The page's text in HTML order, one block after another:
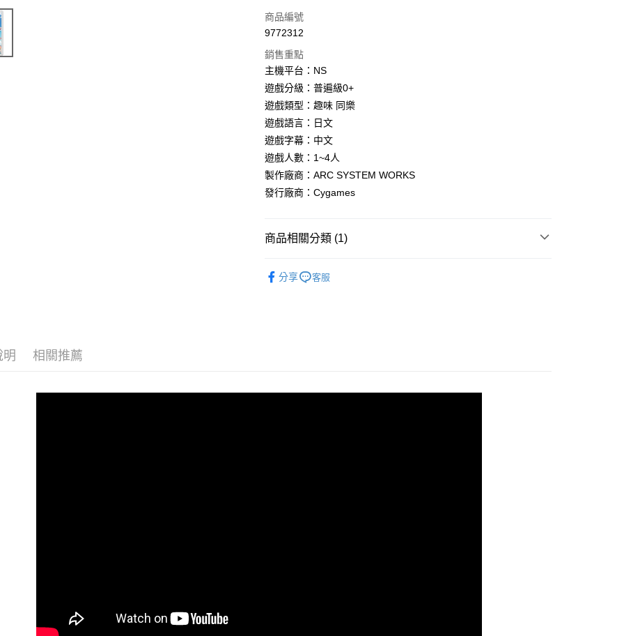
信用卡一次付款
LINE Pay
Apple Pay
街口支付
悠遊付
Google Pay
ATM付款
運送方式
每筆NT$60，滿NT$1,290(含以上)免運費
商品編號
9772312
銷售重點
主機平台：NS
遊戲分級：普遍級0+
遊戲類型：趣味 同樂
遊戲語言：日文
遊戲字幕：中文
遊戲人數：1~4人
製作廠商：ARC SYSTEM WORKS
發行廠商：Cygames
商品相關分類 (1)
分享
客服
明 相關推薦